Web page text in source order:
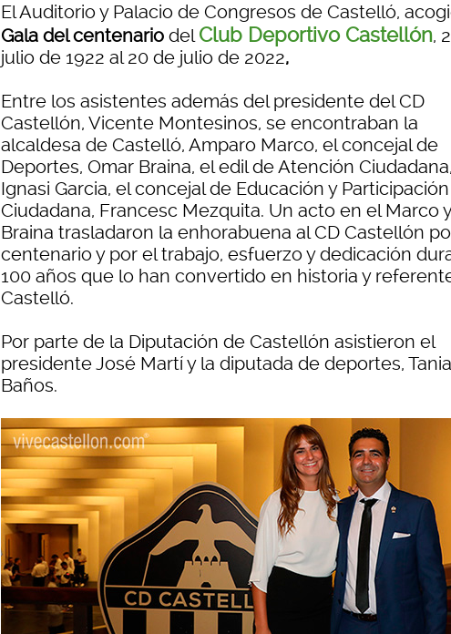
El Auditorio y Palacio de Congresos de Castelló,
Gala del centenario delClub Deportivo Castellón,
julio de 1922 al 20 de julio de 2022,
Entre los asistentes además del presidente del CD
Castellón, Vicente Montesinos, se encontraban la
alcaldesa de Castelló, Amparo Marco, el concejal de
Deportes, Omar Braina, el edil de Atención
Ignasi Garcia, el concejal de Educación y Participación
Ciudadana, Francesc Mezquita. Un acto en el Marco y
Braina trasladaron la enhorabuena al CD Castellón
centenario y por el trabajo, esfuerzo y dedicación
100 años que lo han convertido en historia y
Castelló.
Por parte de la Diputación de Castellón asistieron el
presidente José Martí y la diputada de deportes, Tania
Baños.